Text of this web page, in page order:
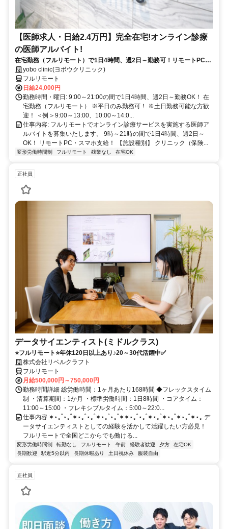
【医師求人・日給2.4万円】完全在宅!オンライン診療
の医師アルバイト!
在宅勤務（フルリモート）で1日4時間、週2日～勤務可！リモートPC・
スマホ支給！
yobo clinic(ヨボウクリニック)
フルリモート
日給24,000円
勤務時間・曜日: 9:00～21:00の間で1日4時間、週2日～勤務OK！ 在
宅勤務（フルリモート） ※平日のみ勤務可！ ※土日勤務可能な方歓
迎！ ＜例＞9:00～13:00、10:00～14:0...
仕事内容: フルリモートでオンライン診療サービスを実施する医師ア
ルバイトを募集いたします。 9時～21時の間で1日4時間、週2日～
OK！ リモートPC・スマホ支給！ 【施設種別】 クリニック（保険...
変形労働時間制 フルリモート 残業なし 在宅OK
正社員
データサイエンティスト(ミドルクラス)
⭐フルリモート⭐年休120日以上あり♪20～30代活躍中✅
株式会社リベルクラフト
フルリモート
月給500,000円～750,000円
勤務時間詳細 総労働時間：1ヶ月あたり168時間 ◆フレックスタイム
制 ・清算期間：1か月 ・標準労働時間：1日8時間 ・コアタイム：
11:00～15:00 ・フレキシブルタイム：5:00～22:0...
仕事内容 ✶⋆｡˚⋆｡˚✶⋆｡˚⋆｡˚✶⋆｡˚⋆｡˚✶✶⋆｡˚⋆｡˚✶⋆｡˚✶⋆｡˚✶⋆｡˚✶⋆｡ デ
ータサイエンティストとしての経験を活かして活躍したい方必見！
フルリモートで全国どこからでも働ける...
変形労働時間制 転勤なし フルリモート 午前 経験者歓迎 夕方
在宅OK
長期歓迎
駅近5分以内 長期休暇あり 土日祝休み 服装自由
正社員